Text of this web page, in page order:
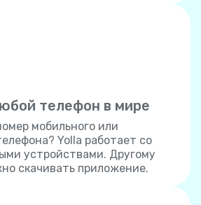
телефон в мире
мобильного или
Yolla работает со
устройствами. Другому
скачивать приложение.